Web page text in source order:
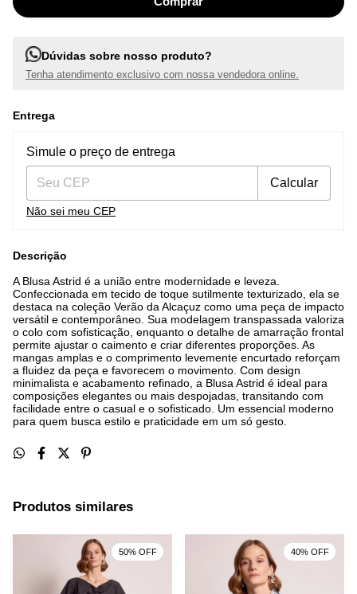
Dúvidas sobre nosso produto?
Tenha atendimento exclusivo com nossa vendedora online.
Entrega
Entregas para o CEP:
Simule o preço de entrega
Calcular
Não sei meu CEP
Descrição
A Blusa Astrid é a união entre modernidade e leveza.
Confeccionada em tecido de toque sutilmente texturizado, ela se
destaca na coleção Verão da Alcaçuz como uma peça de impacto
versátil e contemporâneo. Sua modelagem transpassada valoriza
o colo com sofisticação, enquanto o detalhe de amarração frontal
permite ajustar o caimento e criar diferentes proporções. As
mangas amplas e o comprimento levemente encurtado reforçam
a fluidez da peça e favorecem o movimento. Com design
minimalista e acabamento refinado, a Blusa Astrid é ideal para
composições elegantes ou mais despojadas, transitando com
facilidade entre o casual e o sofisticado. Um essencial moderno
para quem busca estilo e praticidade em um só gesto.
Produtos similares
50% OFF 40% OFF